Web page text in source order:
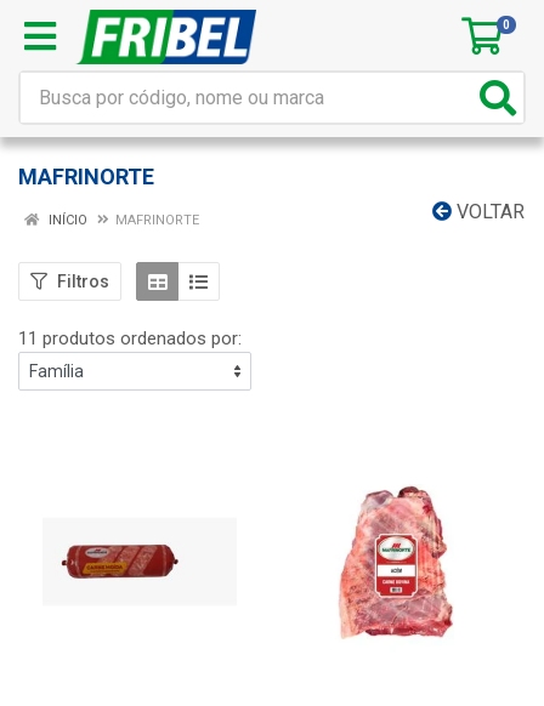
0
MAFRINORTE
VOLTAR
INÍCIO MAFRINORTE
Filtros
11 produtos ordenados por: